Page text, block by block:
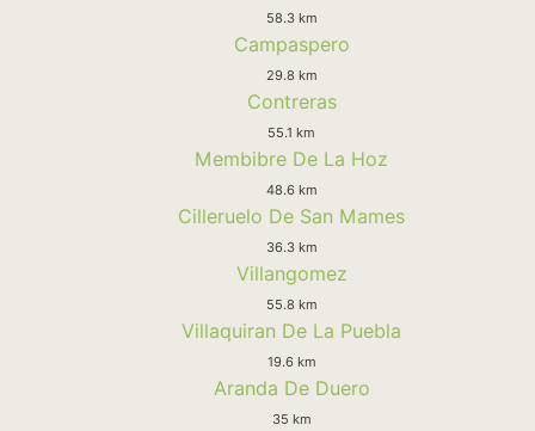
58.3 km
Campaspero
29.8 km
Contreras
55.1 km
Membibre De La Hoz
48.6 km
Cilleruelo De San Mames
36.3 km
Villangomez
55.8 km
Villaquiran De La Puebla
19.6 km
Aranda De Duero
35 km